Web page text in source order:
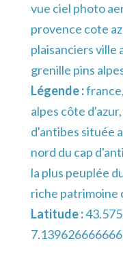
vue ciel photo
provence cote
plaisanciers ville
grenille pins
Légende :
alpes côte
d'antibes située
nord du cap
la plus peuplée
riche patrimoine
Latitude :